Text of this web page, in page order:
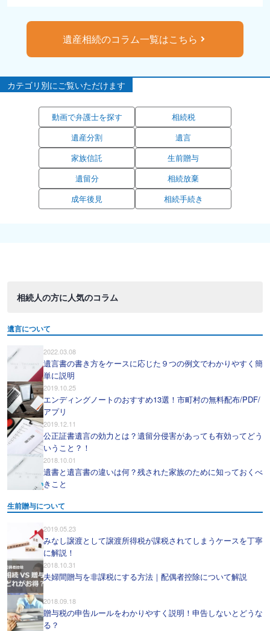
遺産相続のコラム一覧はこちら
カテゴリ別にご覧いただけます
動画で弁護士を探す
相続税
遺産分割
遺言
家族信託
生前贈与
遺留分
相続放棄
成年後見
相続手続き
相続人の方に人気のコラム
遺言について
2022.03.08
遺言書の書き方をケースに応じた９つの例文でわかりやすく簡
単に説明
2019.10.25
エンディングノートのおすすめ13選！市町村の無料配布/PDF/
アプリ
2019.12.11
公正証書遺言の効力とは？遺留分侵害があっても有効ってどう
いうこと？！
2018.10.01
遺書と遺言書の違いは何？残された家族のために知っておくべ
きこと
生前贈与について
2019.05.23
みなし譲渡として譲渡所得税が課税されてしまうケースを丁寧
に解説！
2018.10.31
夫婦間贈与を非課税にする方法｜配偶者控除について解説
2018.09.18
贈与税の申告ルールをわかりやすく説明！申告しないとどうな
る？